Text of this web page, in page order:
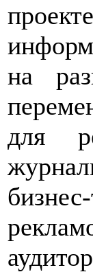
на
для